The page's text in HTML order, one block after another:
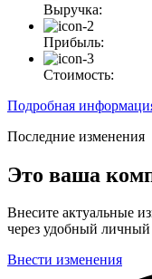
Выручка:
Прибыль:
Стоимость:
Подробная
Последние изменения
Это ваша
Внесите актуальные
через удобный
Внести изменения